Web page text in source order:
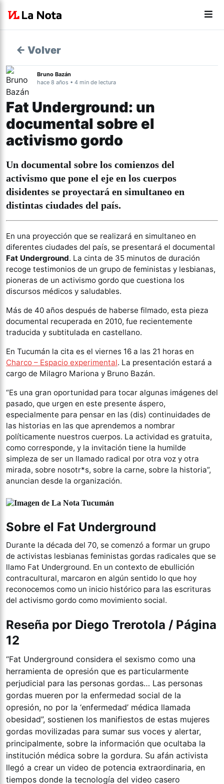
← Volver
Bruno Bazán
hace 8 años • 4 min de lectura
Fat Underground: un
documental sobre el
activismo gordo
Un documental sobre los comienzos del
activismo que pone el eje en los cuerpos
disidentes se proyectará en simultaneo en
distintas ciudades del país.
En una proyección que se realizará en simultaneo en
diferentes ciudades del país, se presentará el documental
Fat Underground. La cinta de 35 minutos de duración
recoge testimonios de un grupo de feministas y lesbianas,
pioneras de un activismo gordo que cuestiona los
discursos médicos y saludables.
Más de 40 años después de haberse filmado, esta pieza
documental recuperada en 2010, fue recientemente
traducida y subtitulada en castellano.
En Tucumán la cita es el viernes 16 a las 21 horas en
Charco – Espacio experimental. La presentación estará a
cargo de Milagro Mariona y Bruno Bazán.
“Es una gran oportunidad para tocar algunas imágenes del
pasado, que urgen en este presente áspero,
especialmente para pensar en las (dis) continuidades de
las historias en las que aprendemos a nombrar
políticamente nuestros cuerpos. La actividad es gratuita,
como corresponde, y la invitación tiene la humilde
simpleza de ser un llamado radical por otra voz y otra
mirada, sobre nosotr*s, sobre la carne, sobre la historia”,
anuncian desde la organización.
Sobre el Fat Underground
Durante la década del 70, se comenzó a formar un grupo
de activistas lesbianas feministas gordas radicales que se
llamo Fat Underground. En un contexto de ebullición
contracultural, marcaron en algún sentido lo que hoy
reconocemos como un inicio histórico para las escrituras
del activismo gordo como movimiento social.
Reseña por Diego Trerotola / Página
12
“Fat Underground considera el sexismo como una
herramienta de opresión que es particularmente
perjudicial para las personas gordas… Las personas
gordas mueren por la enfermedad social de la
opresión, no por la ‘enfermedad’ médica llamada
obesidad”, sostienen los manifiestos de estas mujeres
gordas movilizadas para sumar sus voces y alertar,
principalmente, sobre la información que ocultaba la
institución médica sobre la gordura. Su afán activista
llegó a crear un video de potencia extraordinaria, en
tiempos donde la tecnología del video casero